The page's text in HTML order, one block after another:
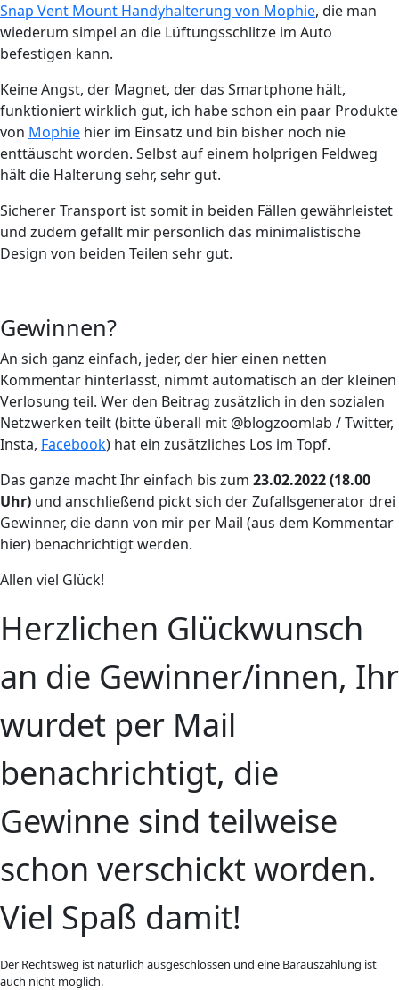
Snap Vent Mount Handyhalterung von Mophie, die man
wiederum simpel an die Lüftungsschlitze im Auto
befestigen kann.
Keine Angst, der Magnet, der das Smartphone hält,
funktioniert wirklich gut, ich habe schon ein paar Produkte
von Mophie hier im Einsatz und bin bisher noch nie
enttäuscht worden. Selbst auf einem holprigen Feldweg
hält die Halterung sehr, sehr gut.
Sicherer Transport ist somit in beiden Fällen gewährleistet
und zudem gefällt mir persönlich das minimalistische
Design von beiden Teilen sehr gut.
Gewinnen?
An sich ganz einfach, jeder, der hier einen netten
Kommentar hinterlässt, nimmt automatisch an der kleinen
Verlosung teil. Wer den Beitrag zusätzlich in den sozialen
Netzwerken teilt (bitte überall mit @blogzoomlab / Twitter,
Insta, Facebook) hat ein zusätzliches Los im Topf.
Das ganze macht Ihr einfach bis zum 23.02.2022 (18.00
Uhr) und anschließend pickt sich der Zufallsgenerator drei
Gewinner, die dann von mir per Mail (aus dem Kommentar
hier) benachrichtigt werden.
Allen viel Glück!
Herzlichen Glückwunsch
an die Gewinner/innen, Ihr
wurdet per Mail
benachrichtigt, die
Gewinne sind teilweise
schon verschickt worden.
Viel Spaß damit!
Der Rechtsweg ist natürlich ausgeschlossen und eine Barauszahlung ist
auch nicht möglich.